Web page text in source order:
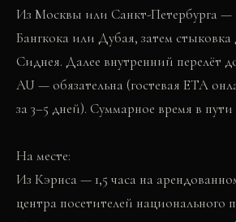
Из Москвы или Санкт-Петербурга —
Бангкока или Дубая, затем
Сиднея. Далее внутренний перелёт
AU — обязательна (гостевая ETA
за 3–5 дней). Суммарное время в
На месте:
Из Кэрнса — 1,5 часа на
центра посетителей национального